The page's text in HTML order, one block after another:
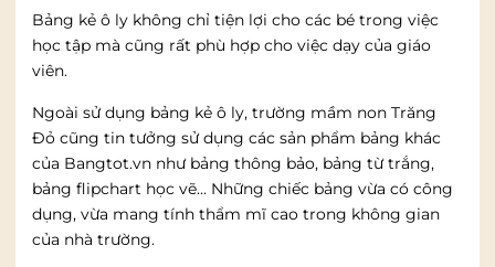
Bảng kẻ ô ly không chỉ tiện lợi cho các bé trong việc
học tập mà cũng rất phù hợp cho việc dạy của giáo
viên.
Ngoài sử dụng bảng kẻ ô ly, trường mầm non Trăng
Đỏ cũng tin tưởng sử dụng các sản phẩm bảng khác
của Bangtot.vn như bảng thông bảo, bảng từ trắng,
bảng flipchart học vẽ… Những chiếc bảng vừa có công
dụng, vừa mang tính thẩm mĩ cao trong không gian
của nhà trường.